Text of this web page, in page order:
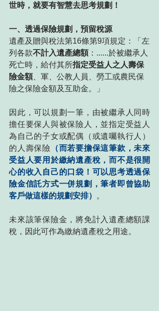
世時，就要有智慧去思考規劃！
一、透過保險規劃，預留稅源
遺產及贈與稅法第16條第9項規定：「左
列各款不計入遺產總額：......於被繼承人
死亡時，給付其所指定受益人之人壽保
險金額、軍、公教人員、勞工或農民保
險之保險金額及互助金。」
因此，可以規劃一筆，由被繼承人同時
擔任要保人與被保險人，並指定受益人
為自己的子女或配偶（或遺囑執行人）
的人壽保險
（而若要擔保這筆款，未來
受益人要用於繳納遺產稅，而不是很開
心的收入自己的口袋！可以思考透過保
險金信託方式一併規劃，筆者即曾協助
客戶做這樣的規劃安排）
。
未來該筆保險金，將免計入遺產總額課
稅，因此可作為繳納遺產稅之用途。